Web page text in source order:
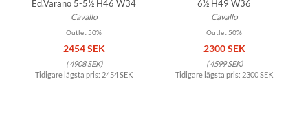
Ed.Varano 5-5½ H46 W34
Cavallo
Outlet 50%
2454 SEK
(4908 SEK)
Tidigare lägsta pris: 2454 SEK
6½ H49 W36
Cavallo
Outlet 50%
2300 SEK
(4599 SEK)
Tidigare lägsta pris: 2300 SEK